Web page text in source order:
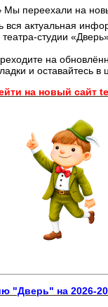
Мы переехали на
вся актуальная
театра-студии
на
и оставайтесь
на новый сайт
"Дверь" на 2026-